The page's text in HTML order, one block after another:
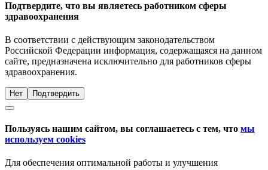
Подтвердите, что вы являетесь работником сферы
здравоохранения
В соответствии с действующим законодательством
Российской Федерации информация, содержащаяся на данном
сайте, предназначена исключительно для работников сферы
здравоохранения.
Нет Подтвердить
Пользуясь нашим сайтом, вы соглашаетесь с тем, что мы
используем cookies
Для обеспечения оптимальной работы и улучшения